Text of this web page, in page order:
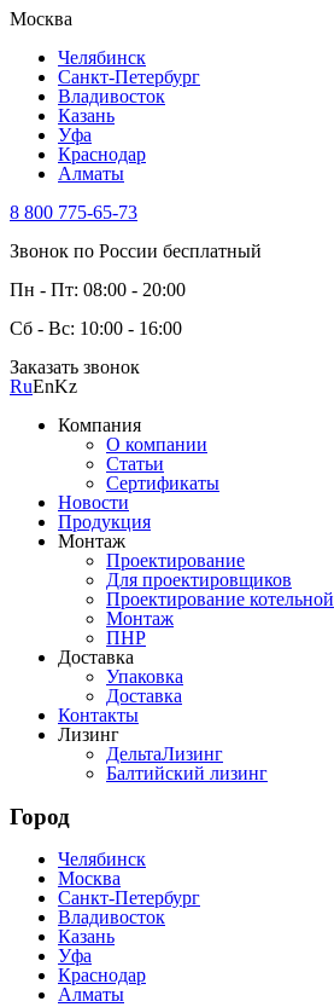
Москва
Челябинск
Санкт-Петербург
Владивосток
Казань
Уфа
Краснодар
Алматы
8 800 775-65-73
Звонок по России бесплатный
Пн - Пт: 08:00 - 20:00
Сб - Вс: 10:00 - 16:00
Заказать звонок
RuEnKz
Компания
О компании
Статьи
Сертификаты
Новости
Продукция
Монтаж
Проектирование
Для проектировщиков
Проектирование котельной
Монтаж
ПНР
Доставка
Упаковка
Доставка
Контакты
Лизинг
ДельтаЛизинг
Балтийский лизинг
Город
Челябинск
Москва
Санкт-Петербург
Владивосток
Казань
Уфа
Краснодар
Алматы